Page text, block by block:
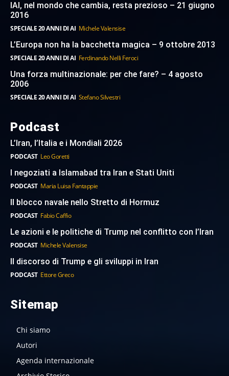
IAI, nel mondo che cambia, resta prezioso – 21 giugno
2016
SPECIALE 20 ANNI DI AI Michele Valensise
L’Europa non ha la bacchetta magica – 9 ottobre 2013
SPECIALE 20 ANNI DI AI Ferdinando Nelli Feroci
Una forza multinazionale: per che fare? – 4 agosto
2006
SPECIALE 20 ANNI DI AI Stefano Silvestri
Podcast
L’Iran, l’Italia e i Mondiali 2026
PODCAST Leo Goretti
I negoziati a Islamabad tra Iran e Stati Uniti
PODCAST Maria Luisa Fantappie
Il blocco navale nello Stretto di Hormuz
PODCAST Fabio Caffio
Le azioni e le politiche di Trump nel conflitto con l’Iran
PODCAST Michele Valensise
Il discorso di Trump e gli sviluppi in Iran
PODCAST Ettore Greco
Sitemap
Chi siamo
Autori
Agenda internazionale